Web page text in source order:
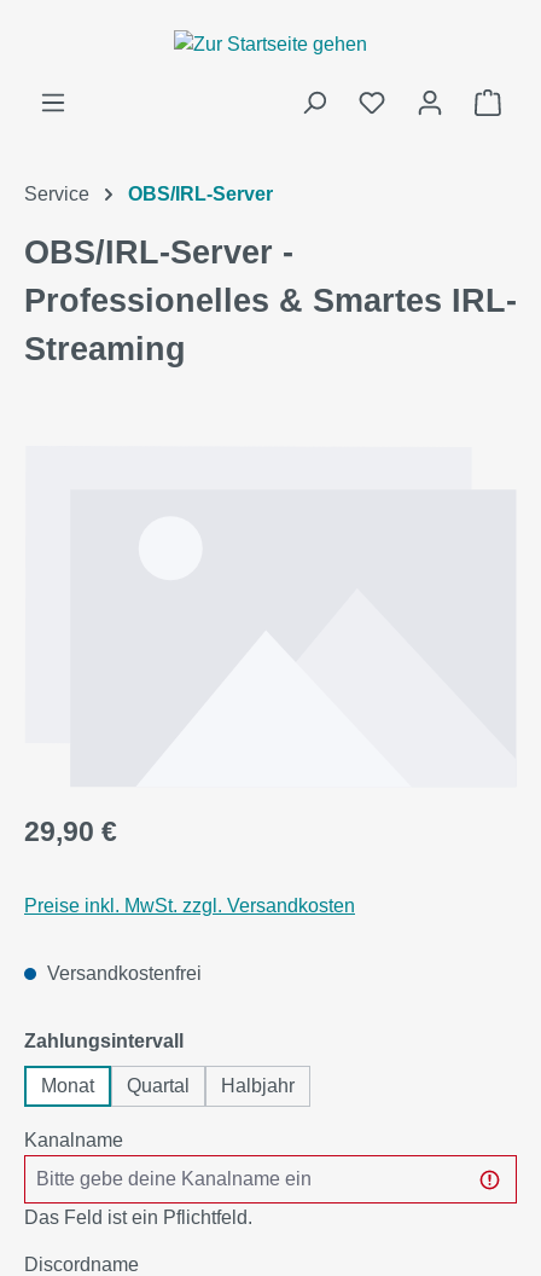
Service OBS/IRL-Server
OBS/IRL-Server -
Professionelles & Smartes IRL-
Streaming
29,90 €
Preise inkl. MwSt. zzgl. Versandkosten
Versandkostenfrei
Zahlungsintervall auswählen
Monat Quartal Halbjahr
Kanalname
Das Feld ist ein Pflichtfeld.
Discordname